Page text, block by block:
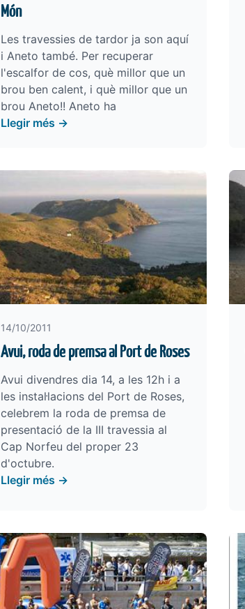
Món
Les travessies de tardor ja son aquí
i Aneto també. Per recuperar
l'escalfor de cos, què millor que un
brou ben calent, i què millor que un
brou Aneto!! Aneto ha
Llegir més →
14/10/2011
Avui, roda de premsa al Port de Roses
Avui divendres dia 14, a les 12h i a
les instal·lacions del Port de Roses,
celebrem la roda de premsa de
presentació de la III travessia al
Cap Norfeu del proper 23
d'octubre.
Llegir més →